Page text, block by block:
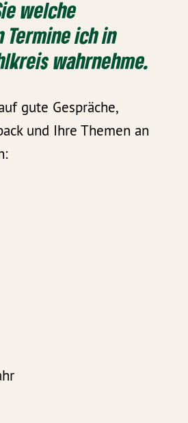
welche
ich in
wahrnehme.
gute Gespräche,
und Ihre Themen an